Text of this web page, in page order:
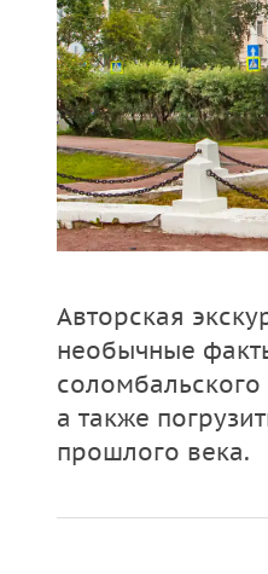
Авторская
необычные
а также
прошлого века.